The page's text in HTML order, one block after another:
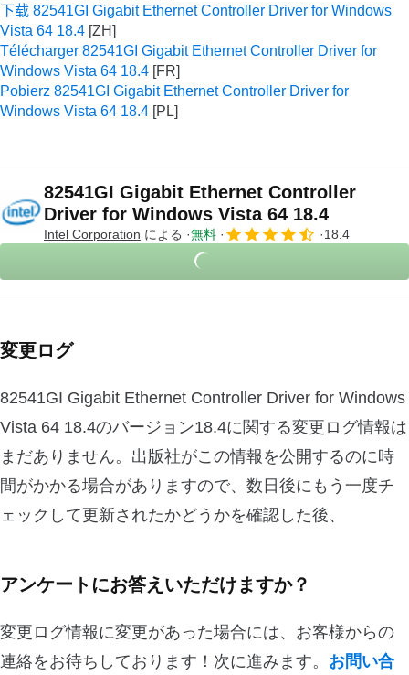
下载 82541GI Gigabit Ethernet Controller Driver for Windows
Vista 64 18.4
Télécharger 82541GI Gigabit Ethernet Controller Driver for
Windows Vista 64 18.4
Pobierz 82541GI Gigabit Ethernet Controller Driver for
Windows Vista 64 18.4
82541GI Gigabit Ethernet Controller
Driver for Windows Vista 64 18.4
Intel Corporation による 無料 18.4
変更ログ
82541GI Gigabit Ethernet Controller Driver for Windows
Vista 64 18.4のバージョン18.4に関する変更ログ情報は
まだありません。出版社がこの情報を公開するのに時
間がかかる場合がありますので、数日後にもう一度チ
ェックして更新されたかどうかを確認した後、
アンケートにお答えいただけますか？
変更ログ情報に変更があった場合には、お客様からの
連絡をお待ちしております！次に進みます。 お問い合